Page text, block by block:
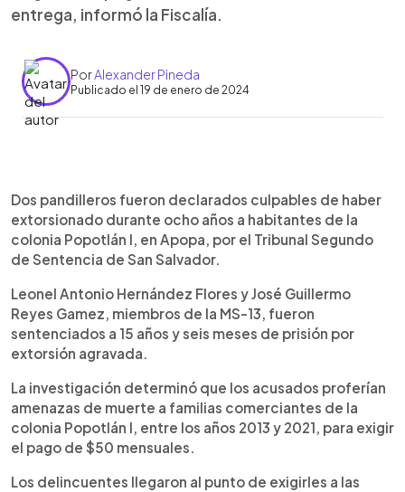
entrega, informó la Fiscalía.
PorAlexander Pineda
Publicado el 19 de enero de 2024
Escuchar artículo
Dos pandilleros fueron declarados culpables de haber
extorsionado durante ocho años a habitantes de la
colonia Popotlán I, en Apopa, por el Tribunal Segundo
de Sentencia de San Salvador.
Leonel Antonio Hernández Flores y José Guillermo
Reyes Gamez, miembros de la MS-13, fueron
sentenciados a 15 años y seis meses de prisión por
extorsión agravada.
La investigación determinó que los acusados proferían
amenazas de muerte a familias comerciantes de la
colonia Popotlán I, entre los años 2013 y 2021, para exigir
el pago de $50 mensuales.
Los delincuentes llegaron al punto de exigirles a las